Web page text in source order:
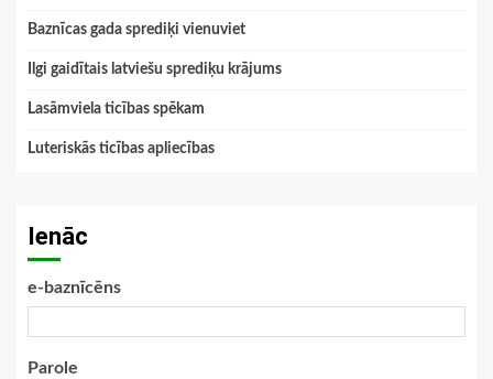
Baznīcas gada sprediķi vienuviet
Ilgi gaidītais latviešu sprediķu krājums
Lasāmviela ticības spēkam
Luteriskās ticības apliecības
Ienāc
e-baznīcēns
Parole